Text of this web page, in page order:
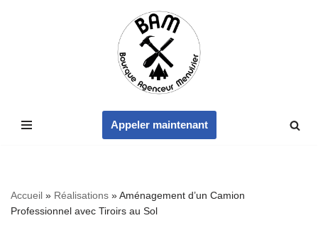
Appeler maintenant
Accueil » Réalisations »Aménagement d’un Camion
Professionnel avec Tiroirs au Sol